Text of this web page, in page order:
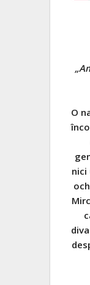
O
nici